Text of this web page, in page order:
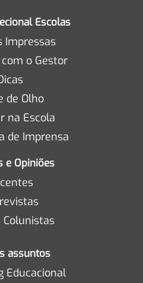
Escolas
Impressas
o Gestor
de Olho
na Escola
de Imprensa
e Opiniões
Colunistas
assuntos
Educacional